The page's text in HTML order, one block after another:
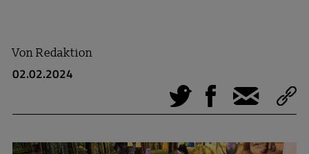
VonRedaktion
02.02.2024
Tweet Facebook
E-Mail